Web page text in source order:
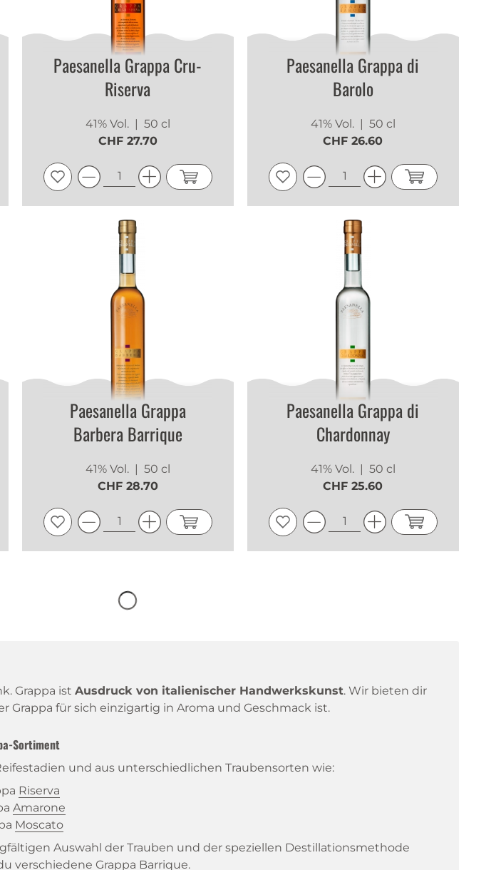
Paesanella Grappa Cru-
Riserva
41% Vol.
| 50 cl
CHF 27.70
Paesanella Grappa di
Barolo
41% Vol.
| 50 cl
CHF 26.60
Paesanella Grappa
Barbera Barrique
41% Vol.
| 50 cl
CHF 28.70
Paesanella Grappa di
Chardonnay
41% Vol.
| 50 cl
CHF 25.60
Grappa ist Ausdruck von italienischer Handwerkskunst. Wir bieten dir
Grappa für sich einzigartig in Aroma und Geschmack ist.
Sortiment
und aus unterschiedlichen Traubensorten wie:
Riserva
Amarone
Moscato
Auswahl der Trauben und der speziellen Destillationsmethode
verschiedene Grappa Barrique.